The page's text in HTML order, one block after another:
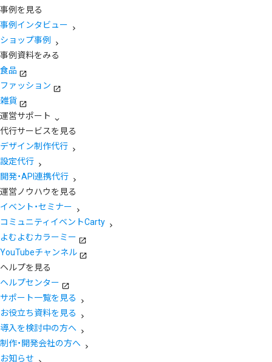
事例を見る
事例インタビュー
ショップ事例
事例資料をみる
食品
ファッション
雑貨
運営サポート
代行サービスを見る
デザイン制作代行
設定代行
開発・API連携代行
運営ノウハウを見る
イベント・セミナー
コミュニティイベントCarty
よむよむカラーミー
YouTubeチャンネル
ヘルプを見る
ヘルプセンター
サポート一覧を見る
お役立ち資料を見る
導入を検討中の方へ
制作・開発会社の方へ
お知らせ